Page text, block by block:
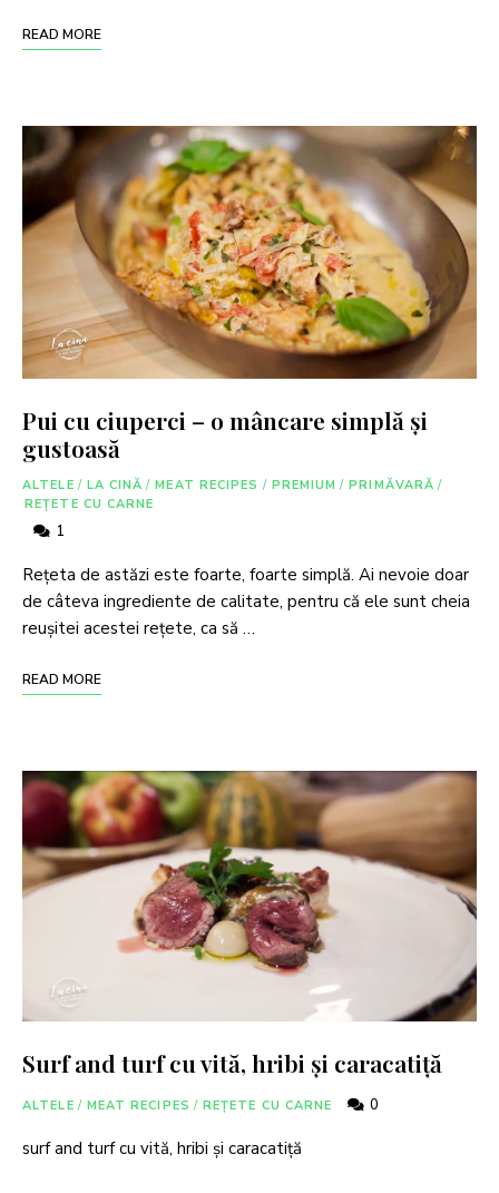
READ MORE
Pui cu ciuperci – o mâncare simplă și
gustoasă
ALTELE / LA CINĂ / MEAT RECIPES / PREMIUM / PRIMĂVARĂ /
REȚETE CU CARNE
1
Rețeta de astăzi este foarte, foarte simplă. Ai nevoie doar
de câteva ingrediente de calitate, pentru că ele sunt cheia
reușitei acestei rețete, ca să …
READ MORE
Surf and turf cu vită, hribi și caracatiță
ALTELE / MEAT RECIPES / REȚETE CU CARNE 0
surf and turf cu vită, hribi și caracatiță